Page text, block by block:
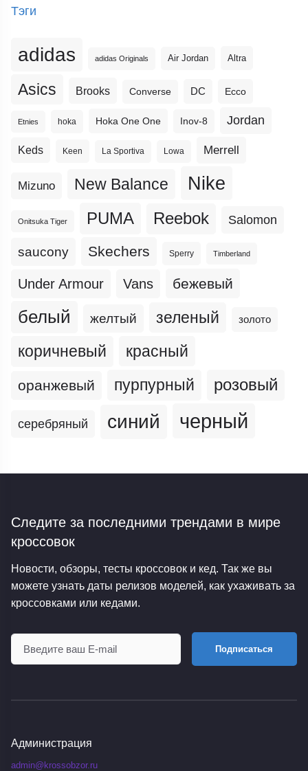
Тэги
adidas adidas Originals Air Jordan Altra
Asics Brooks Converse DC Ecco
Etnies hoka Hoka One One Inov-8 Jordan
Keds Keen La Sportiva Lowa Merrell
Mizuno New Balance Nike
Onitsuka Tiger PUMA Reebok Salomon
saucony Skechers Sperry Timberland
Under Armour Vans бежевый
белый желтый зеленый золото
коричневый красный
оранжевый пурпурный розовый
серебряный синий черный
Следите за последними трендами в мире
кроссовок
Новости, обзоры, тесты кроссовок и кед. Так же вы
можете узнать даты релизов моделей, как ухаживать за
кроссовками или кедами.
Подписаться
Администрация
admin@krossobzor.ru